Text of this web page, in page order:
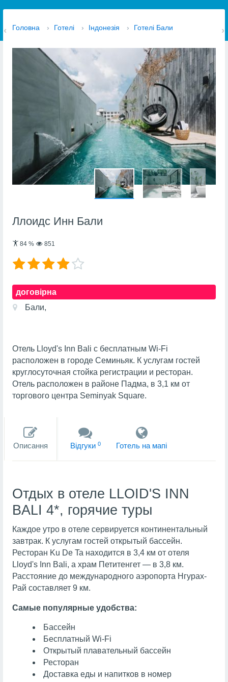
Головна › Готелі › Індонезія › Готелі Бали
Ллоидс Инн Бали
84% 851
договірна
Бали,
Отель Lloyd's Inn Bali с бесплатным Wi-Fi
расположен в городе Семиньяк. К услугам гостей
круглосуточная стойка регистрации и ресторан.
Отель расположен в районе Падма, в 3,1 км от
торгового центра Seminyak Square.
Описання Вiдгуки 0 Готель на мапi
Отдых в отеле LLOID'S INN
BALI 4*, горячие туры
Каждое утро в отеле сервируется континентальный
завтрак. К услугам гостей открытый бассейн.
Ресторан Ku De Ta находится в 3,4 км от отеля
Lloyd's Inn Bali, а храм Петитенгет — в 3,8 км.
Расстояние до международного аэропорта Нгурах-
Рай составляет 9 км.
Самые популярные удобства:
Бассейн
Бесплатный Wi-Fi
Открытый плавательный бассейн
Ресторан
Доставка еды и напитков в номер